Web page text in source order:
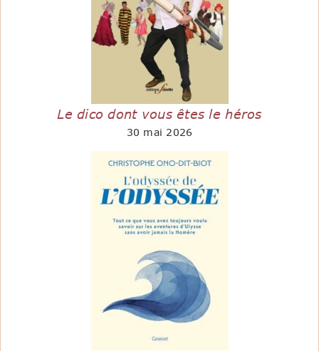
Le dico dont vous êtes le héros
30 mai 2026